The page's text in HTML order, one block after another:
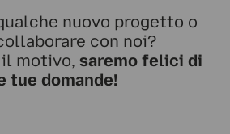
nuovo progetto o
con noi?
il motivo, saremo felici di
tue domande!